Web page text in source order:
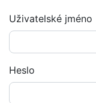
Uživatelské jméno
Heslo